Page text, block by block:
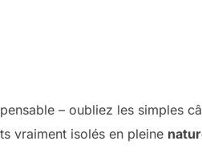
– oubliez les simples
vraiment isolés en pleine